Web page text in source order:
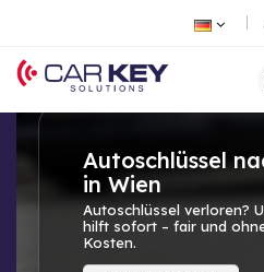
Autoschlüssel
in Wien
Autoschlüssel verloren?
hilft sofort – fair und
Kosten.